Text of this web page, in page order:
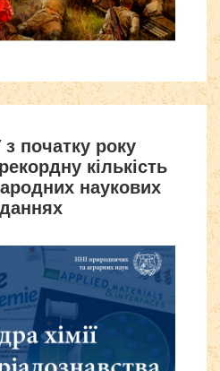
початку року
кількість
наукових